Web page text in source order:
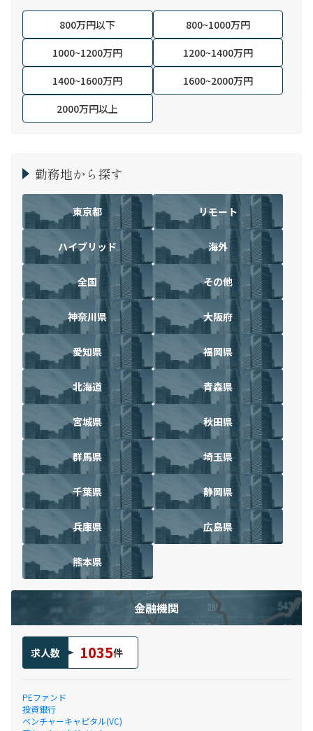
800万円以下
800~1000万円
1000~1200万円
1200~1400万円
1400~1600万円
1600~2000万円
2000万円以上
勤務地から探す
東京都 リモート
ハイブリッド 海外
全国 その他
神奈川県 大阪府
愛知県 福岡県
北海道 青森県
宮城県 秋田県
群馬県 埼玉県
千葉県 静岡県
兵庫県 広島県
熊本県
金融機関
求人数 1035件
PEファンド
投資銀行
ベンチャーキャピタル(VC)